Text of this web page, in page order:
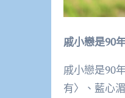
戚小戀是90
戚小戀是90
有〉、藍心